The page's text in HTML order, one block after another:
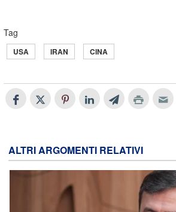
Tag
USA IRAN CINA
ALTRI ARGOMENTI RELATIVI